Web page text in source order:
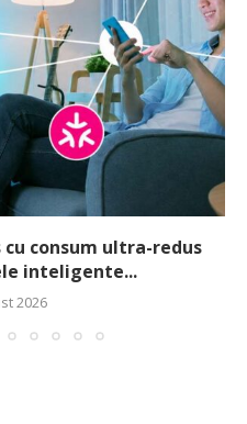
consum ultra-redus
inteligente...
2026